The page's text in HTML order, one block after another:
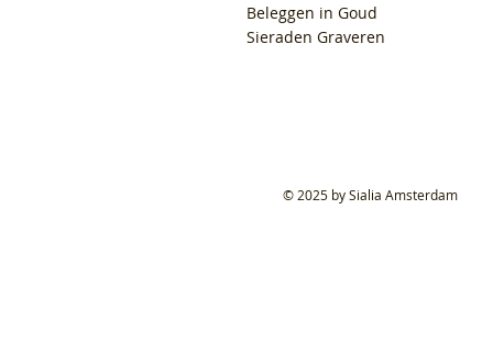
Beleggen in Goud
Sieraden Graveren
© 2025 by Sialia Amsterdam